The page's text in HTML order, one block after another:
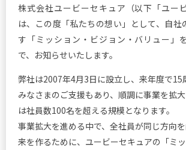
株式会社ユービーセキュア（以下「ユー
は、この度「私たちの想い 」として、自
す「ミッション・ビジョン・バリュー 」
で、お知らせいたします。
弊社は2007年4月3日に設立し、来年度で15
みなさまのご支援もあり、順調に事業を拡
は社員数100名を超える規模となります。
事業拡大を進める中で、全社員が同じ方向
来を作るために、ユービーセキュアの「ミ